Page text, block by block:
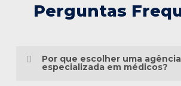
Perguntas
Por que escolher uma agência
especializada em médicos?